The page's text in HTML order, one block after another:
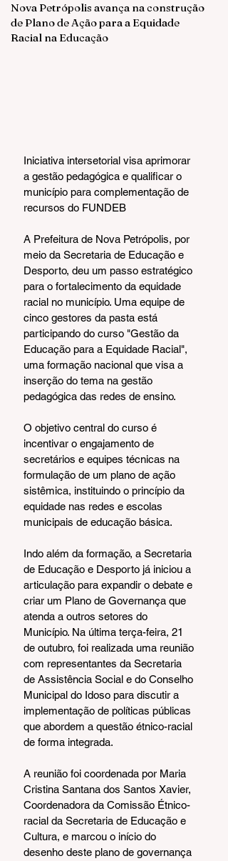
Nova Petrópolis avança na construção
de Plano de Ação para a Equidade
Racial na Educação
Iniciativa intersetorial visa aprimorar
a gestão pedagógica e qualificar o
município para complementação de
recursos do FUNDEB
A Prefeitura de Nova Petrópolis, por
meio da Secretaria de Educação e
Desporto, deu um passo estratégico
para o fortalecimento da equidade
racial no município. Uma equipe de
cinco gestores da pasta está
participando do curso "Gestão da
Educação para a Equidade Racial",
uma formação nacional que visa a
inserção do tema na gestão
pedagógica das redes de ensino.
O objetivo central do curso é
incentivar o engajamento de
secretários e equipes técnicas na
formulação de um plano de ação
sistêmica, instituindo o princípio da
equidade nas redes e escolas
municipais de educação básica.
Indo além da formação, a Secretaria
de Educação e Desporto já iniciou a
articulação para expandir o debate e
criar um Plano de Governança que
atenda a outros setores do
Município. Na última terça-feira, 21
de outubro, foi realizada uma reunião
com representantes da Secretaria
de Assistência Social e do Conselho
Municipal do Idoso para discutir a
implementação de políticas públicas
que abordem a questão étnico-racial
de forma integrada.
A reunião foi coordenada por Maria
Cristina Santana dos Santos Xavier,
Coordenadora da Comissão Étnico-
racial da Secretaria de Educação e
Cultura, e marcou o início do
desenho deste plano de governança